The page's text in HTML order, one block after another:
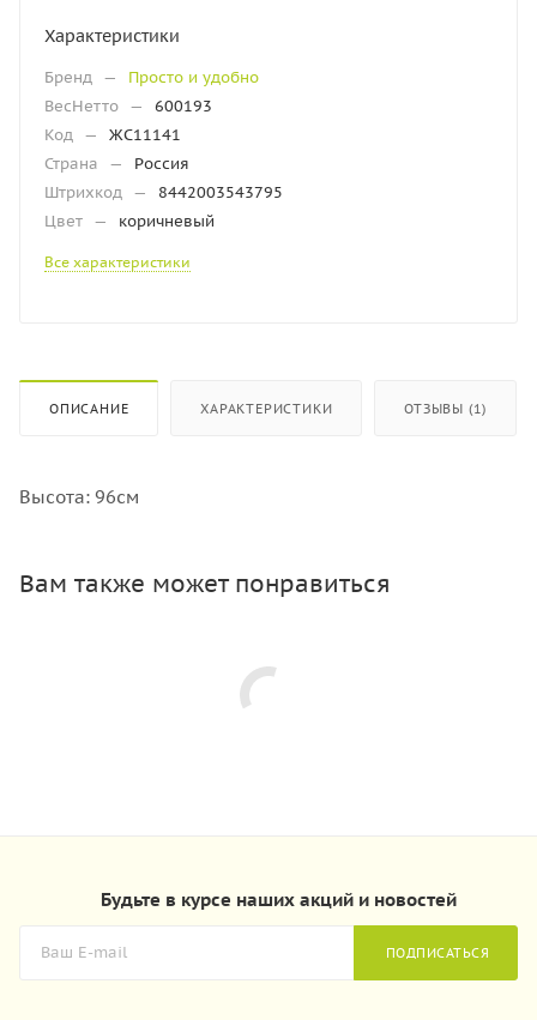
Характеристики
Бренд —
Просто и удобно
ВесНетто —
600193
Код —
ЖС11141
Страна
—
Россия
Штрихкод —
8442003543795
Цвет — коричневый
Все характеристики
ОПИСАНИЕ ХАРАКТЕРИСТИКИ ОТЗЫВЫ (1)
Высота: 96см
Вам также может понравиться
Будьте в курсе наших акций и новостей
ПОДПИСАТЬСЯ